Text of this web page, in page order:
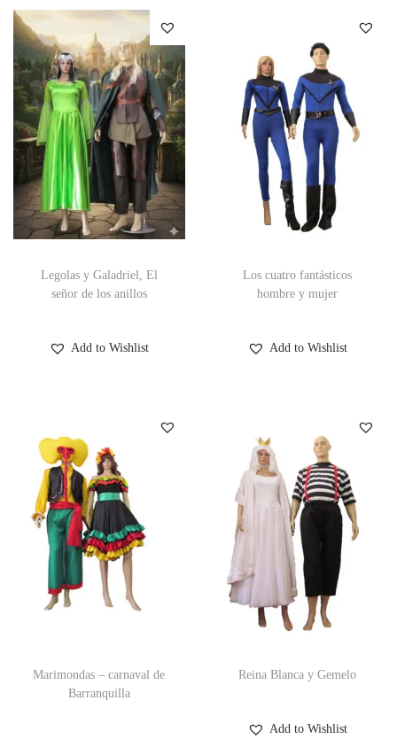
Legolas y Galadriel, El
señor de los anillos
Add to Wishlist
Los cuatro fantásticos
hombre y mujer
Add to Wishlist
Marimondas – carnaval de
Barranquilla
Reina Blanca y Gemelo
Add to Wishlist